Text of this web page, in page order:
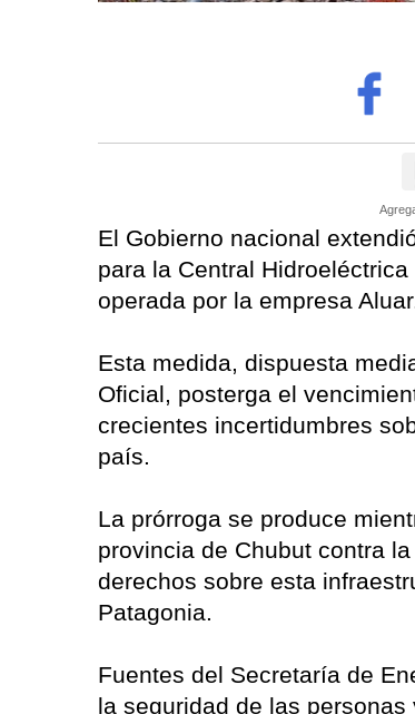
El Gobierno nacional
para la Central
operada por la empresa
Esta medida, dispuesta
Oficial, posterga el
crecientes incertidumbres
país.
La prórroga se produce
provincia de Chubut contra
derechos sobre esta
Patagonia.
Fuentes del Secretaría de
la seguridad de las